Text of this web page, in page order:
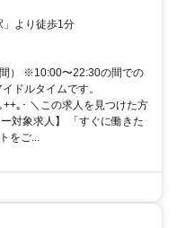
駅」より徒歩1分
） ※10:00〜22:30の間での
ドルタイムです。
｡･ ＼この求人を見つけた方
対象求人】 「すぐに働きた
をご...